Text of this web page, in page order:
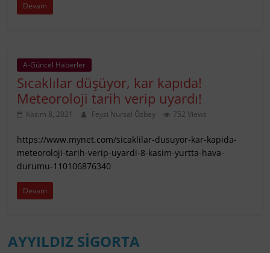
Devam
A-Güncel Haberler
Sıcaklılar düşüyor, kar kapıda!
Meteoroloji tarih verip uyardı!
Kasım 8, 2021 Feyzi Nursal Özbey 752 Views
https://www.mynet.com/sicaklilar-dusuyor-kar-kapida-
meteoroloji-tarih-verip-uyardi-8-kasim-yurtta-hava-
durumu-110106876340
Devam
AYYILDIZ SİGORTA